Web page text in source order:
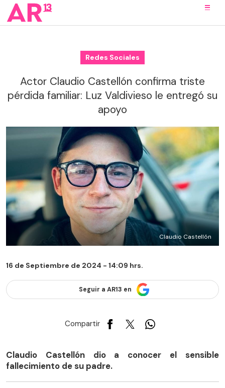
Redes Sociales
Actor Claudio Castellón confirma triste
pérdida familiar: Luz Valdivieso le entregó su
apoyo
Claudio Castellón
16 de Septiembre de 2024 - 14:09 hrs.
Seguir a AR13 en
Compartir
Claudio Castellón dio a conocer el sensible
fallecimiento de su padre.